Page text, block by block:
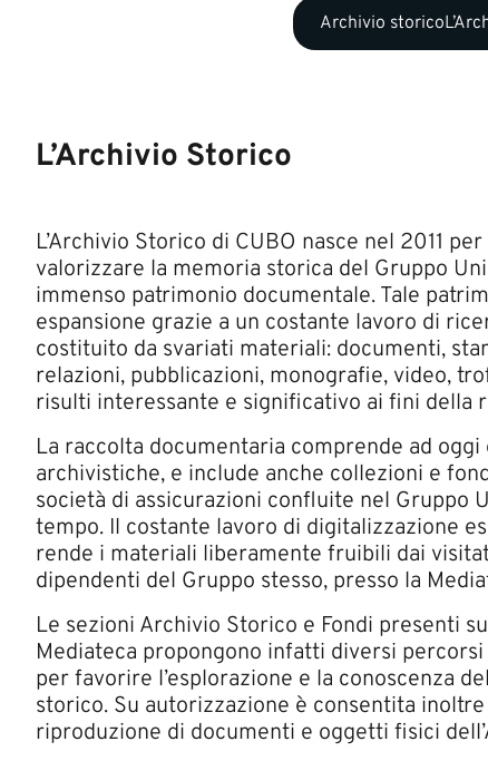
Archivio storico
L’Archivio Storico
L’Archivio Storico di CUBO nasce nel 2011
valorizzare la memoria storica del Gruppo
immenso patrimonio documentale. Tale
espansione grazie a un costante lavoro di
costituito da svariati materiali: documenti,
relazioni, pubblicazioni, monografie, video,
risulti interessante e significativo ai fini della
La raccolta documentaria comprende ad
archivistiche, e include anche collezioni e
società di assicurazioni confluite nel Gruppo
tempo. Il costante lavoro di digitalizzazione
rende i materiali liberamente fruibili dai
dipendenti del Gruppo stesso, presso la
Le sezioni Archivio Storico e Fondi presenti
Mediateca propongono infatti diversi percorsi
per favorire l’esplorazione e la conoscenza
storico. Su autorizzazione è consentita
riproduzione di documenti e oggetti fisici